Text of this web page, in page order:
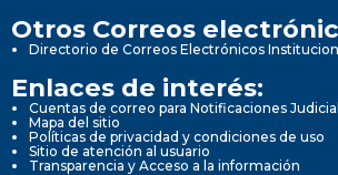
Otros Correos
Directorio de Correos Electrónicos
Enlaces de interés:
Cuentas de correo para Notificaciones
Mapa del sitio
Políticas de privacidad y condiciones de uso
Sitio de atención al usuario
Transparencia y Acceso a la información